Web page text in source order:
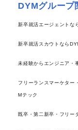
DYMグループ
新卒就活エージェントな
新卒就活スカウトなら
未経験からエンジニア・
フリーランスマーケター
Mテック
既卒・第二新卒・フリー